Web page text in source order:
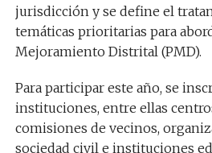
jurisdicción y se define el
temáticas prioritarias para
Mejoramiento Distrital (PMD).
Para participar este año, se
instituciones, entre ellas
comisiones de vecinos,
sociedad civil e instituciones